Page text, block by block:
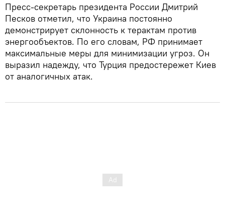
Пресс-секретарь президента России Дмитрий
Песков отметил, что Украина постоянно
демонстрирует склонность к терактам против
энергообъектов. По его словам, РФ принимает
максимальные меры для минимизации угроз. Он
выразил надежду, что Турция предостережет Киев
от аналогичных атак.